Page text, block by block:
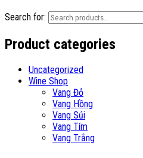
Search for:
Product categories
Uncategorized
Wine Shop
Vang Đỏ
Vang Hồng
Vang Sủi
Vang Tím
Vang Trắng